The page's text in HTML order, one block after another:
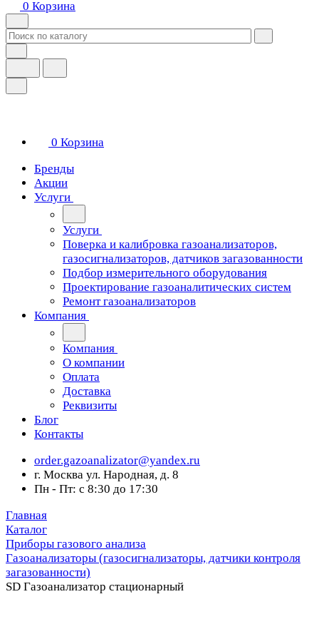
0 Корзина
0 Корзина
Бренды
Акции
Услуги
Услуги
Поверка и калибровка газоанализаторов,
газосигнализаторов, датчиков загазованности
Подбор измерительного оборудования
Проектирование газоаналитических систем
Ремонт газоанализаторов
Компания
Компания
О компании
Оплата
Доставка
Реквизиты
Блог
Контакты
order.gazoanalizator@yandex.ru
г. Москва ул. Народная, д. 8
Пн - Пт: с 8:30 до 17:30
Главная
Каталог
Приборы газового анализа
Газоанализаторы (газосигнализаторы, датчики контроля
загазованности)
SD Газоанализатор стационарный